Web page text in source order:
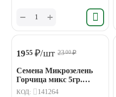
+
−
1955 ₽/шт 2300₽
Семена Микрозелень
Горчица микс 5гр.
Гавриш
КОД: 141264